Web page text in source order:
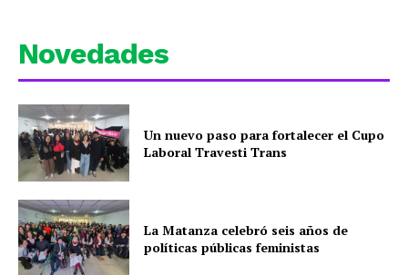
Novedades
Un nuevo paso para fortalecer el Cupo
Laboral Travesti Trans
La Matanza celebró seis años de
políticas públicas feministas